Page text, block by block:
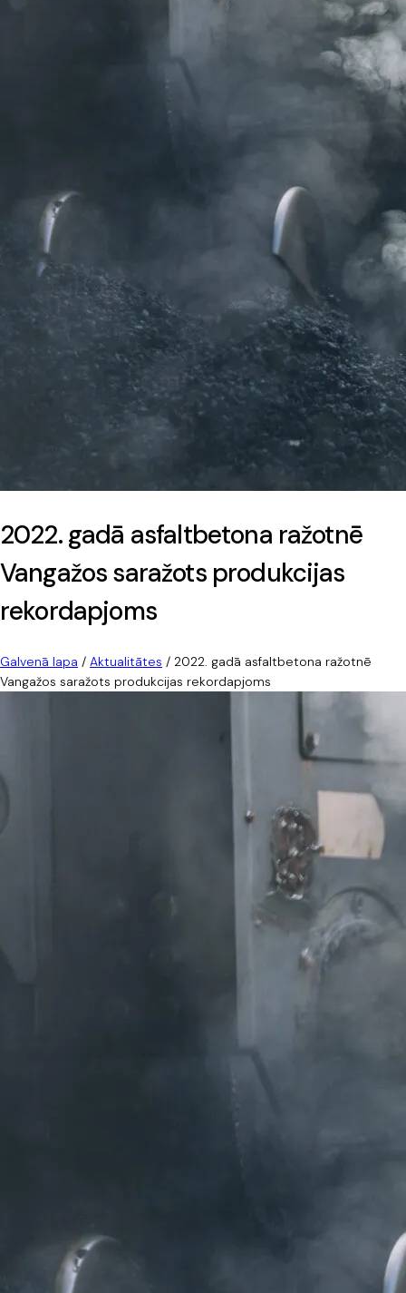
2022. gadā asfaltbetona ražotnē
Vangažos saražots produkcijas
rekordapjoms
Galvenā lapa / Aktualitātes / 2022. gadā asfaltbetona ražotnē
Vangažos saražots produkcijas rekordapjoms